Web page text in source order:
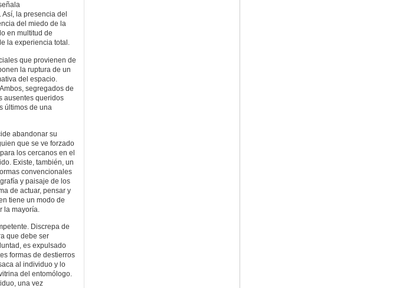
la presencia del
del miedo de la
en multitud de
la experiencia total.
que provienen de
la ruptura de un
del espacio.
segregados de
ausentes queridos
últimos de una
abandonar su
que se ve forzado
los cercanos en el
Existe, también, un
convencionales
y paisaje de los
de actuar, pensar y
tiene un modo de
la mayoría.
Discrepa de
que debe ser
es expulsado
formas de destierros
al individuo y lo
del entomólogo.
una vez